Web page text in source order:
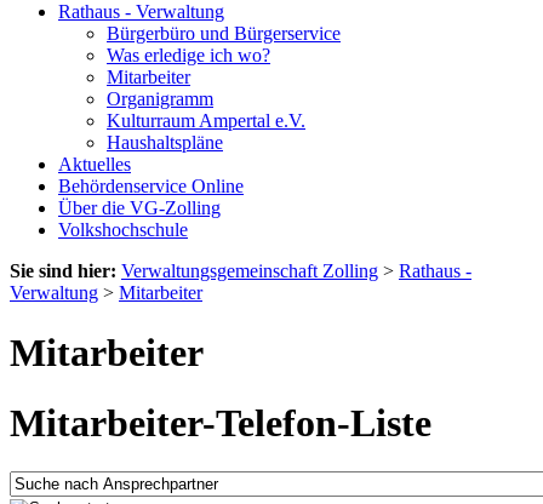
Rathaus - Verwaltung
Bürgerbüro und Bürgerservice
Was erledige ich wo?
Mitarbeiter
Organigramm
Kulturraum Ampertal e.V.
Haushaltspläne
Aktuelles
Behördenservice Online
Über die VG-Zolling
Volkshochschule
Sie sind hier: Verwaltungsgemeinschaft Zolling > Rathaus -
Verwaltung > Mitarbeiter
Mitarbeiter
Mitarbeiter-Telefon-Liste